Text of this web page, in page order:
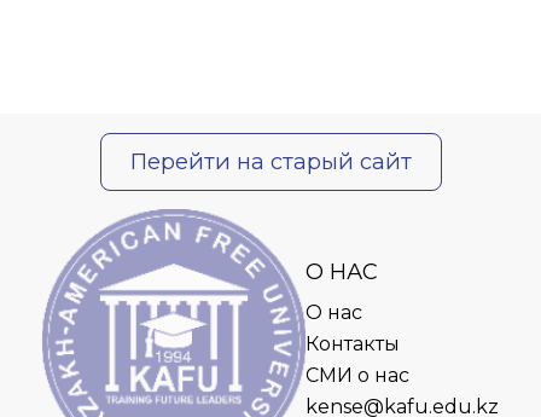
Перейти на старый сайт
О НАС
О нас
Контакты
СМИ о нас
kense@kafu.edu.kz